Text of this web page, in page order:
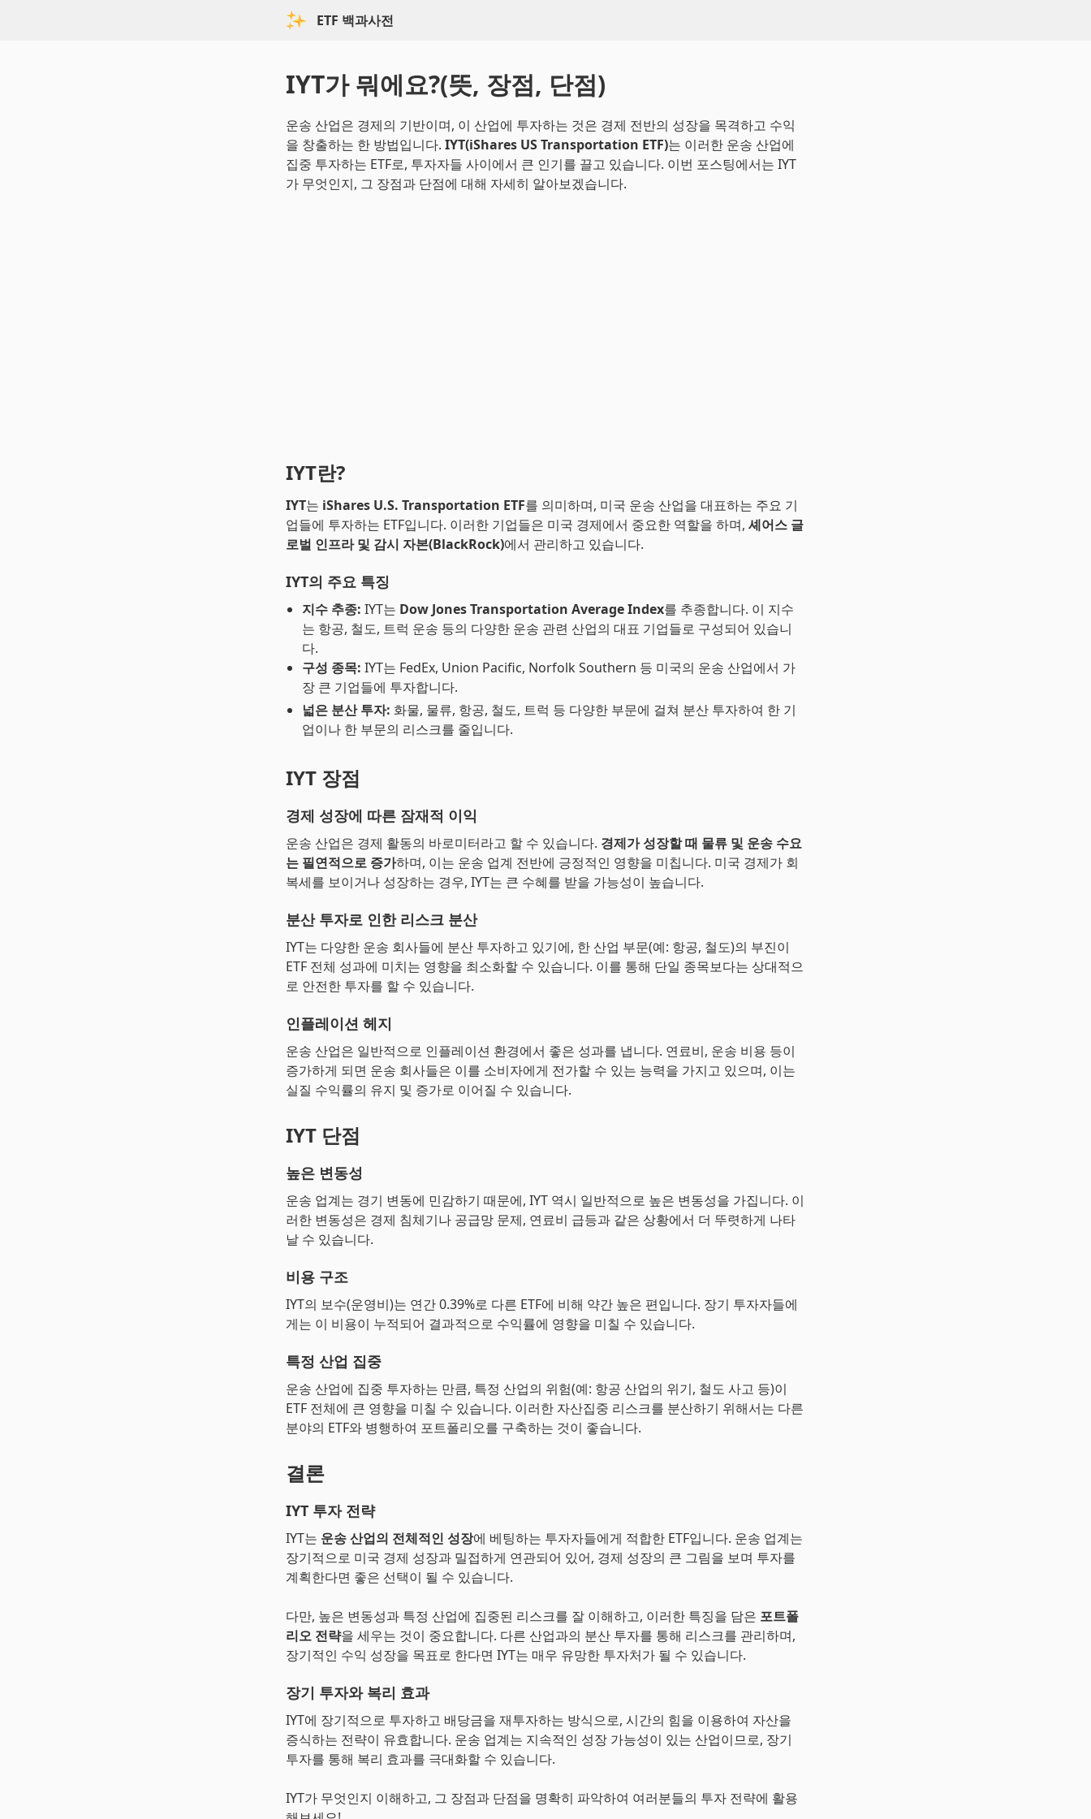
ETF 백과사전
IYT가 뭐에요?(뜻, 장점, 단점)
운송 산업은 경제의 기반이며, 이 산업에 투자하는 것은 경제 전반의 성장을 목격하고 수익
을 창출하는 한 방법입니다. IYT(iShares US Transportation ETF)는 이러한 운송 산업에
집중 투자하는 ETF로, 투자자들 사이에서 큰 인기를 끌고 있습니다. 이번 포스팅에서는 IYT
가 무엇인지, 그 장점과 단점에 대해 자세히 알아보겠습니다.
IYT란?
IYT는 iShares U.S. Transportation ETF를 의미하며, 미국 운송 산업을 대표하는 주요 기
업들에 투자하는 ETF입니다. 이러한 기업들은 미국 경제에서 중요한 역할을 하며, 셰어스 글
로벌 인프라 및 감시 자본(BlackRock)에서 관리하고 있습니다.
IYT의 주요 특징
지수 추종: IYT는 Dow Jones Transportation Average Index를 추종합니다. 이 지수
는 항공, 철도, 트럭 운송 등의 다양한 운송 관련 산업의 대표 기업들로 구성되어 있습니
다.
구성 종목: IYT는 FedEx, Union Pacific, Norfolk Southern 등 미국의 운송 산업에서 가
장 큰 기업들에 투자합니다.
넓은 분산 투자: 화물, 물류, 항공, 철도, 트럭 등 다양한 부문에 걸쳐 분산 투자하여 한 기
업이나 한 부문의 리스크를 줄입니다.
IYT 장점
경제 성장에 따른 잠재적 이익
운송 산업은 경제 활동의 바로미터라고 할 수 있습니다. 경제가 성장할 때 물류 및 운송 수요
는 필연적으로 증가하며, 이는 운송 업계 전반에 긍정적인 영향을 미칩니다. 미국 경제가 회
복세를 보이거나 성장하는 경우, IYT는 큰 수혜를 받을 가능성이 높습니다.
분산 투자로 인한 리스크 분산
IYT는 다양한 운송 회사들에 분산 투자하고 있기에, 한 산업 부문(예: 항공, 철도)의 부진이
ETF 전체 성과에 미치는 영향을 최소화할 수 있습니다. 이를 통해 단일 종목보다는 상대적으
로 안전한 투자를 할 수 있습니다.
인플레이션 헤지
운송 산업은 일반적으로 인플레이션 환경에서 좋은 성과를 냅니다. 연료비, 운송 비용 등이
증가하게 되면 운송 회사들은 이를 소비자에게 전가할 수 있는 능력을 가지고 있으며, 이는
실질 수익률의 유지 및 증가로 이어질 수 있습니다.
IYT 단점
높은 변동성
운송 업계는 경기 변동에 민감하기 때문에, IYT 역시 일반적으로 높은 변동성을 가집니다. 이
러한 변동성은 경제 침체기나 공급망 문제, 연료비 급등과 같은 상황에서 더 뚜렷하게 나타
날 수 있습니다.
비용 구조
IYT의 보수(운영비)는 연간 0.39%로 다른 ETF에 비해 약간 높은 편입니다. 장기 투자자들에
게는 이 비용이 누적되어 결과적으로 수익률에 영향을 미칠 수 있습니다.
특정 산업 집중
운송 산업에 집중 투자하는 만큼, 특정 산업의 위험(예: 항공 산업의 위기, 철도 사고 등)이
ETF 전체에 큰 영향을 미칠 수 있습니다. 이러한 자산집중 리스크를 분산하기 위해서는 다른
분야의 ETF와 병행하여 포트폴리오를 구축하는 것이 좋습니다.
결론
IYT 투자 전략
IYT는 운송 산업의 전체적인 성장에 베팅하는 투자자들에게 적합한 ETF입니다. 운송 업계는
장기적으로 미국 경제 성장과 밀접하게 연관되어 있어, 경제 성장의 큰 그림을 보며 투자를
계획한다면 좋은 선택이 될 수 있습니다.
다만, 높은 변동성과 특정 산업에 집중된 리스크를 잘 이해하고, 이러한 특징을 담은 포트폴
리오 전략을 세우는 것이 중요합니다. 다른 산업과의 분산 투자를 통해 리스크를 관리하며,
장기적인 수익 성장을 목표로 한다면 IYT는 매우 유망한 투자처가 될 수 있습니다.
장기 투자와 복리 효과
IYT에 장기적으로 투자하고 배당금을 재투자하는 방식으로, 시간의 힘을 이용하여 자산을
증식하는 전략이 유효합니다. 운송 업계는 지속적인 성장 가능성이 있는 산업이므로, 장기
투자를 통해 복리 효과를 극대화할 수 있습니다.
IYT가 무엇인지 이해하고, 그 장점과 단점을 명확히 파악하여 여러분들의 투자 전략에 활용